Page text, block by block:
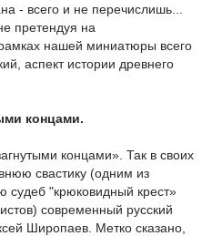
- всего и не перечислишь...
претендуя на
нашей миниатюры всего
аспект истории древнего
концами.
концами». Так в своих
свастику (одним из
судеб "крюковидный крест»
современный русский
Широпаев. Метко сказано,